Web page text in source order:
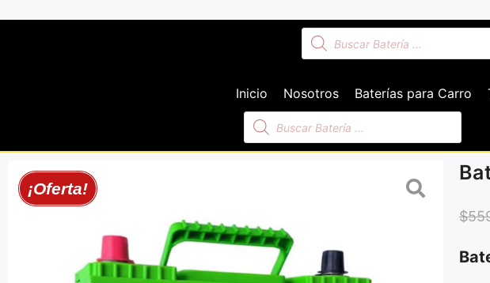
Inicio Nosotros Baterías para Carro
¡Oferta!
$